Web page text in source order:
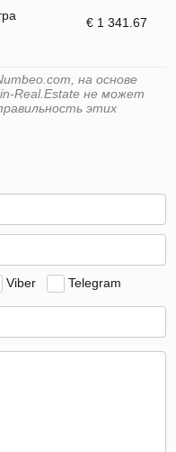
€ 1 341.67
на основе
Real.Estate не может
этих
Viber Telegram